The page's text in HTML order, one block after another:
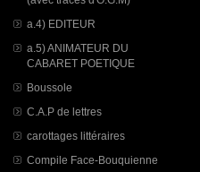
a.4) EDITEUR
a.5) ANIMATEUR DU
CABARET POETIQUE
Boussole
C.A.P de lettres
carottages littéraires
Compile Face-Bouquienne